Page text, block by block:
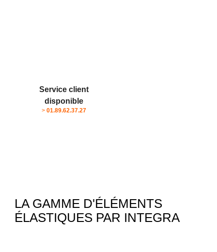
Service client
disponible
> 01.89.62.37.27
LA GAMME D'ÉLÉMENTS
ÉLASTIQUES PAR INTEGRA